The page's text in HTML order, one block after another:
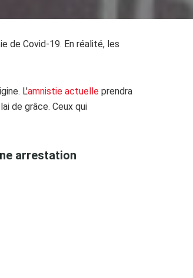
de Covid-19. En réalité, les
L'amnistie actuelle prendra
de grâce. Ceux qui
arrestation